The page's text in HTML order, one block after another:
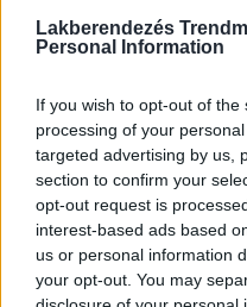
Lakberendezés
Personal Information
If you wish to opt-out of
processing of your
targeted advertising by us,
section to confirm your
opt-out request is
interest-based ads based
us or personal information
your opt-out. You may
DIEGO és a
köszönhetően a
lakberendezőkkel
kötve, a Trendlakás a
igénylő vásárlói
Lakberendezők
együttműködés,
nyitottak a
szeretnek több